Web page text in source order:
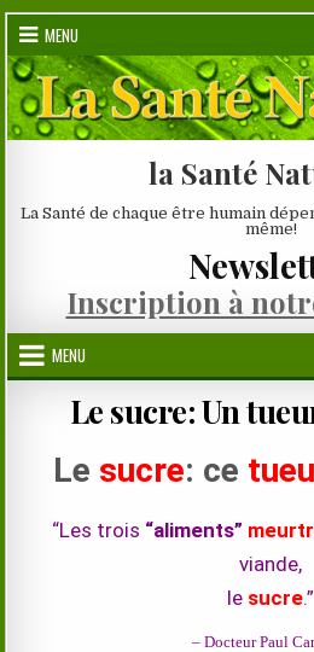
Skip
content
MENU
la Santé
La Santé de chaque être humain
même!
Inscription à
MENU
Le sucre: Un
Le sucre: ce
“Les trois “aliments”
viande,
le sucre.”
– Docteur Paul